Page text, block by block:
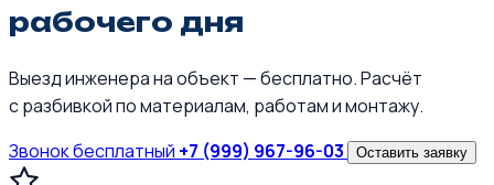
рабочего дня
Выезд инженера на объект — бесплатно. Расчёт
с разбивкой по материалам, работам и монтажу.
Звонок бесплатный +7 (999) 967-96-03 Оставить заявку